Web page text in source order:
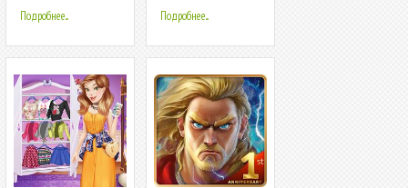
Подробнее... Подробнее...